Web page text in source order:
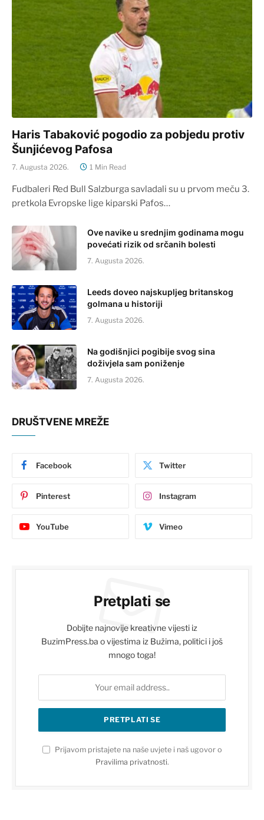
Haris Tabaković pogodio za pobjedu protiv
Šunjićevog Pafosa
7. Augusta 2026. 1 Min Read
Fudbaleri Red Bull Salzburga savladali su u prvom meču 3.
pretkola Evropske lige kiparski Pafos…
Ove navike u srednjim godinama mogu
povećati rizik od srčanih bolesti
7. Augusta 2026.
Leeds doveo najskupljeg britanskog
golmana u historiji
7. Augusta 2026.
Na godišnjici pogibije svog sina
doživjela sam poniženje
7. Augusta 2026.
DRUŠTVENE MREŽE
Facebook Twitter
Pinterest Instagram
YouTube Vimeo
Pretplati se
Dobijte najnovije kreativne vijesti iz
BuzimPress.ba o vijestima iz Bužima, politici i još
mnogo toga!
Prijavom pristajete na naše uvjete i naš ugovor o
Pravilima privatnosti.